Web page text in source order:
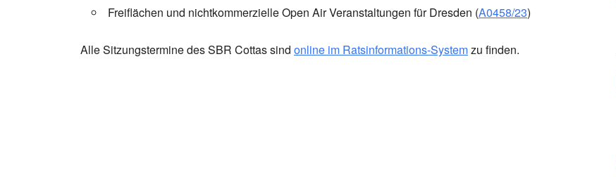
Freiflächen und nichtkommerzielle Open Air Veranstaltungen für Dresden (A0458/23)
Alle Sitzungstermine des SBR Cottas sind online im Ratsinformations-Systemzu finden.